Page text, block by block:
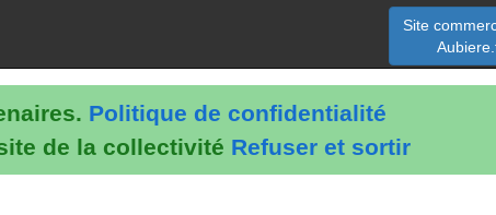
Politique de confidentialité
de la collectivité Refuser et sortir
Site